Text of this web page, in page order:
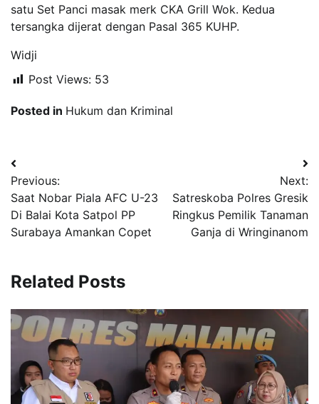
satu Set Panci masak merk CKA Grill Wok. Kedua
tersangka dijerat dengan Pasal 365 KUHP.
Widji
Post Views: 53
Posted in Hukum dan Kriminal
Navigasi
pos
Previous:
Saat Nobar Piala AFC U-23
Di Balai Kota Satpol PP
Surabaya Amankan Copet
Next:
Satreskoba Polres Gresik
Ringkus Pemilik Tanaman
Ganja di Wringinanom
Related Posts